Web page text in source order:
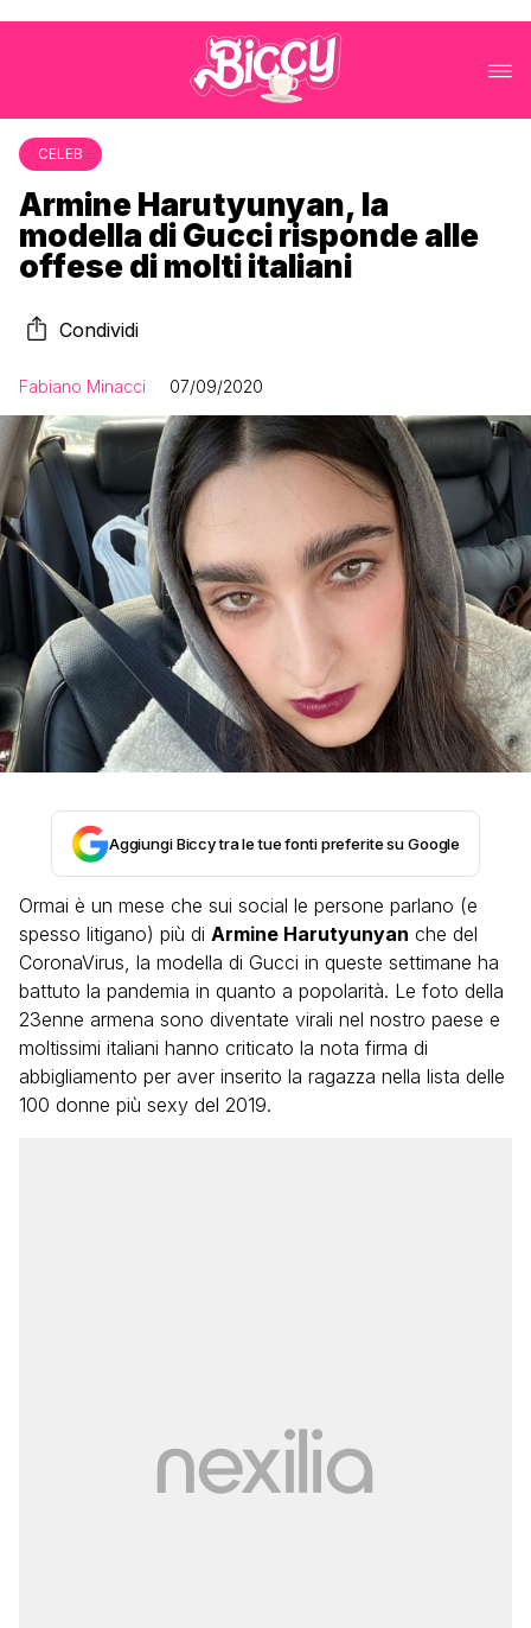
CELEB
Armine Harutyunyan, la
modella di Gucci risponde alle
offese di molti italiani
Condividi
Fabiano Minacci 07/09/2020
Aggiungi Biccy tra le tue fonti preferite su Google
Ormai è un mese che sui social le persone parlano (e
spesso litigano) più di Armine Harutyunyan che del
CoronaVirus, la modella di Gucci in queste settimane ha
battuto la pandemia in quanto a popolarità. Le foto della
23enne armena sono diventate virali nel nostro paese e
moltissimi italiani hanno criticato la nota firma di
abbigliamento per aver inserito la ragazza nella lista delle
100 donne più sexy del 2019.